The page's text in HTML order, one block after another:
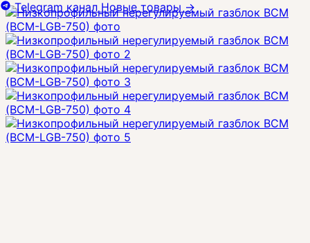
Telegram канал Новые товары→